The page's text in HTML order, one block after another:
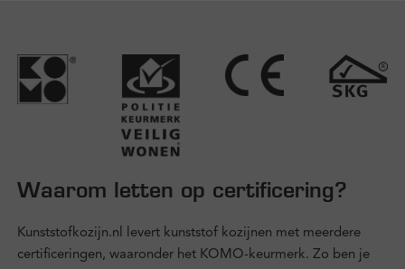
Waarom letten op certificering?
Kunststofkozijn.nl levert kunststof kozijnen met meerdere
certificeringen, waaronder het KOMO-keurmerk. Zo ben je